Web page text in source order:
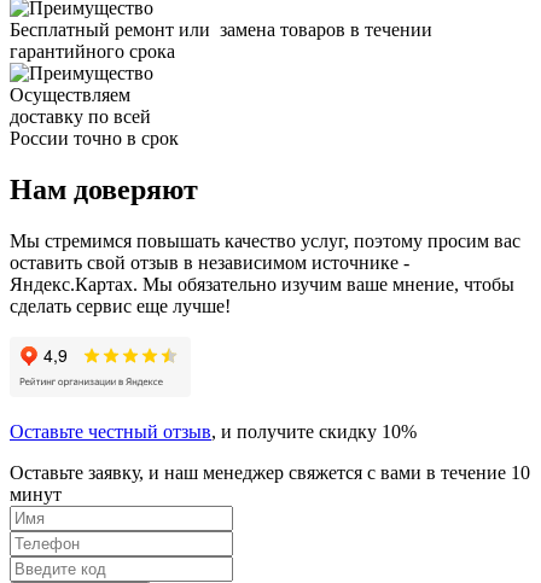
Бесплатный ремонт или замена товаров в течении
гарантийного срока
Осуществляем
доставку по всей
России точно в срок
Нам доверяют
Мы стремимся повышать качество услуг, поэтому просим вас
оставить свой отзыв в независимом источнике -
Яндекс.Картах. Мы обязательно изучим ваше мнение, чтобы
сделать сервис еще лучше!
Оставьте честный отзыв, и получите скидку 10%
Оставьте заявку, и наш менеджер свяжется с вами в течение 10
минут